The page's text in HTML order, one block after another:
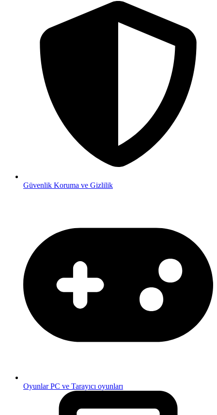
Güvenlik Koruma ve Gizlilik
OyunlarPC ve Tarayıcı oyunları